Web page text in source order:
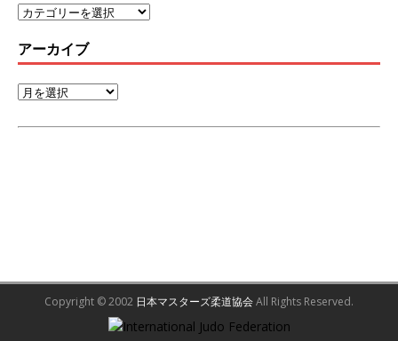
アーカイブ
Copyright © 2002 日本マスターズ柔道協会All Rights Reserved.